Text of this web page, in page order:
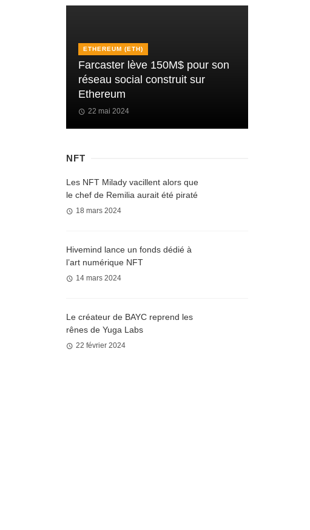
ETHEREUM (ETH)
Farcaster lève 150M$ pour son
réseau social construit sur
Ethereum
22 mai 2024
NFT
Les NFT Milady vacillent alors que
le chef de Remilia aurait été piraté
18 mars 2024
Hivemind lance un fonds dédié à
l’art numérique NFT
14 mars 2024
Le créateur de BAYC reprend les
rênes de Yuga Labs
22 février 2024